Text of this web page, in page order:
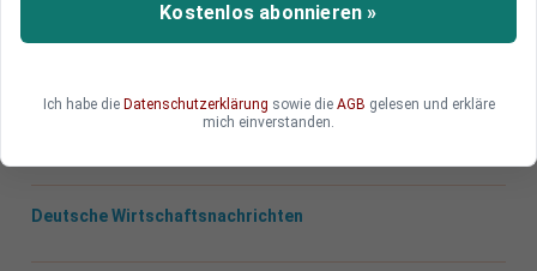
Brüssel erpresst Ungarn mit zurückgehaltenen
Geldern. Ungarn droht nun damit, die
blockieren.
Deutsche Wirtschaftsnachrichten
Kostenlos abonnieren »
Ich habe die Datenschutzerklärung sowie die AGB gelesen und erkläre
mich einverstanden.